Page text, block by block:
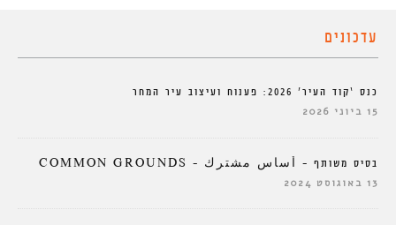
עדכונים
כנס ‘קוד העיר’ 2026: פענוח ועיצוב עיר המחר
15 ביוני 2026
בסיס משותף – أساس مشترك – COMMON GROUNDS
13 באוגוסט 2024